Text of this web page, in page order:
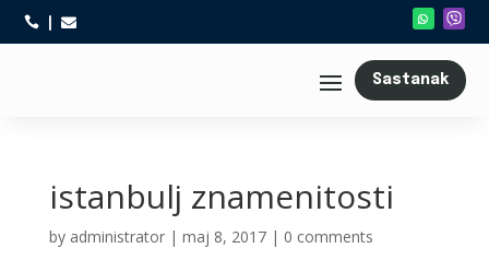
 
Sastanak
istanbulj znamenitosti
by administrator| maj 8, 2017| 0 comments